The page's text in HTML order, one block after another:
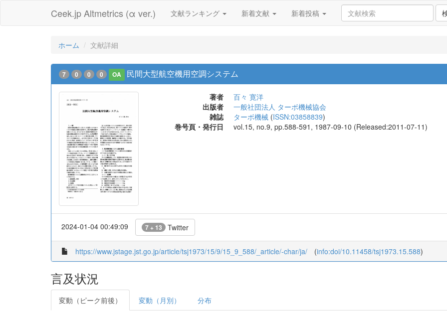
Ceek.jp Altmetrics (α ver.) 文献ランキング 新着文献 新着投稿
ホーム 文献詳細
7 0 0 0 OA 民間大型航空機用空調システム
著者
百々 寛洋
出版者
一般社団法人 ターボ機械協会
雑誌
ターボ機械 (ISSN:03858839)
巻号頁・発行日
vol.15, no.9, pp.588-591, 1987-09-10 (Released:2011-07-11)
2024-01-04 00:49:09 7 + 13 Twitter
https://www.jstage.jst.go.jp/article/tsj1973/15/9/15_9_588/_article/-char/ja/ (info:doi/10.11458/tsj1973.15.588)
言及状況
変動（ピーク前後） 変動（月別） 分布